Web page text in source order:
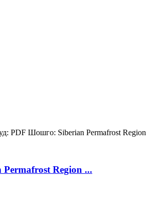
PDF Шошго: Siberian Permafrost Region
Region ...